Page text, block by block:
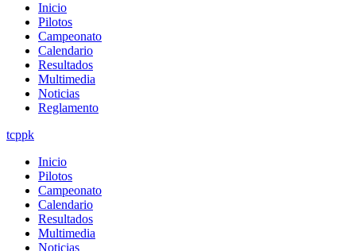
Inicio
Pilotos
Campeonato
Calendario
Resultados
Multimedia
Noticias
Reglamento
tcppk
Inicio
Pilotos
Campeonato
Calendario
Resultados
Multimedia
Noticias